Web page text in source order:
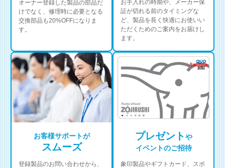
オーナー登録した製品の部品だ
けでなく、修理時に必要となる
交換部品も20%OFFになりま
す。
お手入れの時期や、メーカー保
証が切れる前のタイミングな
ど、製品を長く快適にお使いい
ただくためのご案内をお届けし
ます。
お客様サポートが
スムーズ
登録製品のお問い合わせから、
プレゼントや
イベントのご招待
象印製品やギフトカード、スポ